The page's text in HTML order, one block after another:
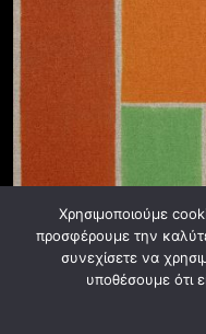
© ASFA
Χρησιμοποιούμε
προσφέρουμε την
συνεχίσετε να
υποθέσουμε ότι